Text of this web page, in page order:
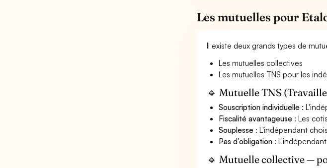
Les mutuelles pour
Il existe deux grands types de
Les mutuelles collectives
Les mutuelles TNS pour les
🔹 Mutuelle TNS
Souscription individuelle :
Fiscalité avantageuse : Les
Souplesse : L'indépendant
Pas d’obligation :
🔹 Mutuelle collective —